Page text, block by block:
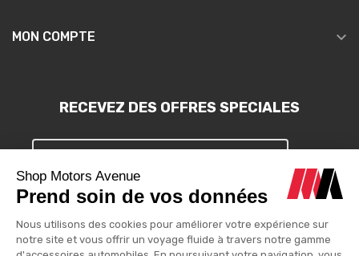
MON COMPTE 
RECEVEZ DES OFFRES SPECIALES
Vous pouvez vous désinscrire à tout moment. Vous trouverez pour